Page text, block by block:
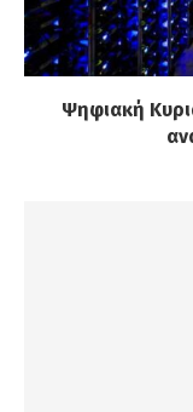
Ψηφιακή